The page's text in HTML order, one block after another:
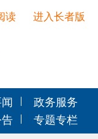
进入长者版
读
政务服务
专题专栏